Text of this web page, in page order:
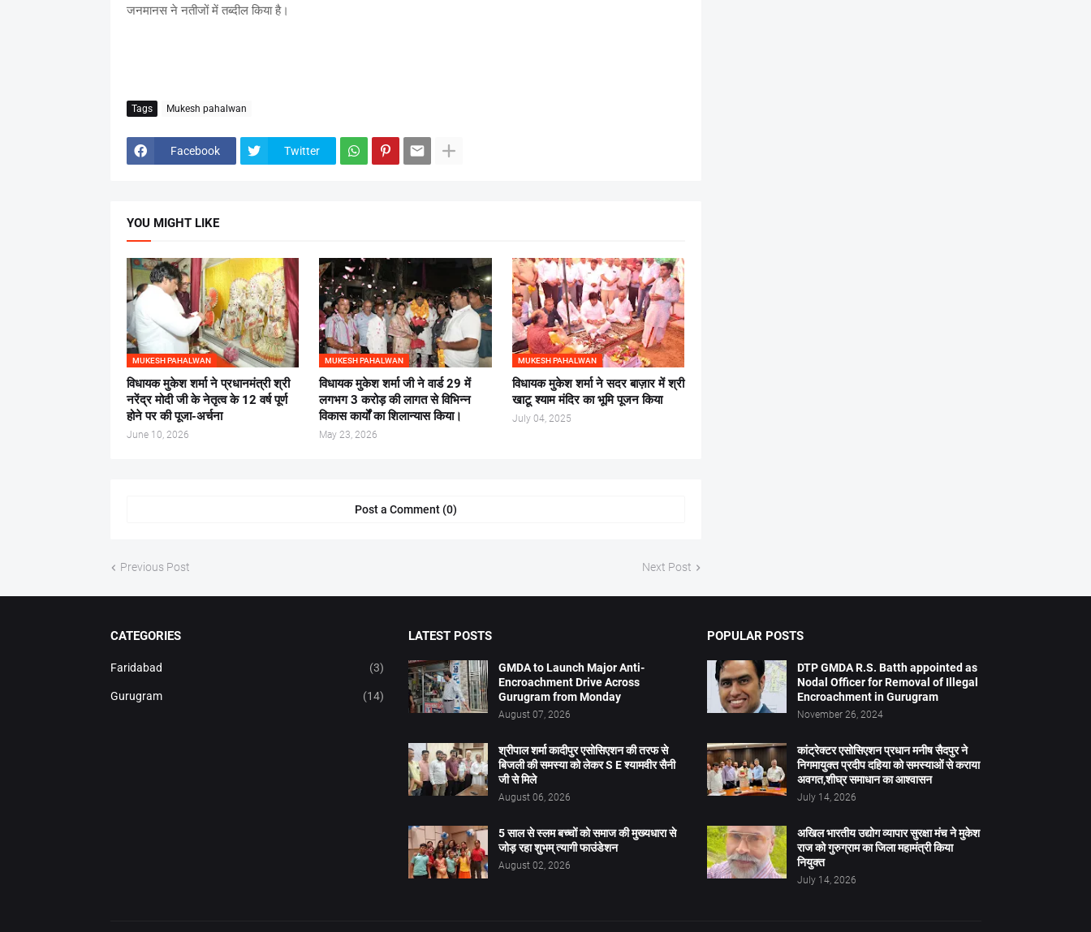
जनमानस ने नतीजों में तब्दील किया है।
Tags Mukesh pahalwan
Facebook Twitter
YOU MIGHT LIKE
MUKESH PAHALWAN
विधायक मुकेश शर्मा ने प्रधानमंत्री श्री
नरेंद्र मोदी जी के नेतृत्व के 12 वर्ष पूर्ण
होने पर की पूजा-अर्चना
June 10, 2026
MUKESH PAHALWAN
विधायक मुकेश शर्मा जी ने वार्ड 29 में
लगभग 3 करोड़ की लागत से विभिन्न
विकास कार्यों का शिलान्यास किया।
May 23, 2026
MUKESH PAHALWAN
विधायक मुकेश शर्मा ने सदर बाज़ार में श्री
खाटू श्याम मंदिर का भूमि पूजन किया
July 04, 2025
Post a Comment (0)
Previous Post Next Post
CATEGORIES
Faridabad (3)
Gurugram (14)
LATEST POSTS
GMDA to Launch Major Anti-
Encroachment Drive Across
Gurugram from Monday
August 07, 2026
श्रीपाल शर्मा कादीपुर एसोसिएशन की तरफ से
बिजली की समस्या को लेकर S E श्यामवीर सैनी
जी से मिले
August 06, 2026
5 साल से स्लम बच्चों को समाज की मुख्यधारा से
जोड़ रहा शुभम् त्यागी फाउंडेशन
August 02, 2026
POPULAR POSTS
DTP GMDA R.S. Batth appointed as
Nodal Officer for Removal of Illegal
Encroachment in Gurugram
November 26, 2024
कांट्रेक्टर एसोसिएशन प्रधान मनीष सैदपुर ने
निगमायुक्त प्रदीप दहिया को समस्याओं से कराया
अवगत,शीघ्र समाधान का आश्वासन
July 14, 2026
अखिल भारतीय उद्योग व्यापार सुरक्षा मंच ने मुकेश
राज को गुरुग्राम का जिला महामंत्री किया
नियुक्त
July 14, 2026